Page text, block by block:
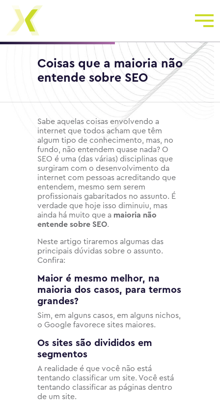
Coisas que a maioria não
entende sobre SEO
Sabe aquelas coisas envolvendo a
internet que todos acham que têm
algum tipo de conhecimento, mas, no
fundo, não entendem quase nada? O
SEO é uma (das várias) disciplinas que
surgiram com o desenvolvimento da
internet com pessoas acreditando que
entendem, mesmo sem serem
profissionais gabaritados no assunto. É
verdade que hoje isso diminuiu, mas
ainda há muito que a maioria não
entende sobre SEO.
Neste artigo tiraremos algumas das
principais dúvidas sobre o assunto.
Confira:
Maior é mesmo melhor, na
maioria dos casos, para termos
grandes?
Sim, em alguns casos, em alguns nichos,
o Google favorece sites maiores.
Os sites são divididos em
segmentos
A realidade é que você não está
tentando classificar um site. Você está
tentando classificar as páginas dentro
de um site.